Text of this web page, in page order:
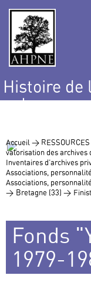
Histoire de
nature
Accueil >
valorisation des
Inventaires d’archives
Associations,
Associations,
> Bretagne (33) >
Fonds
1979-